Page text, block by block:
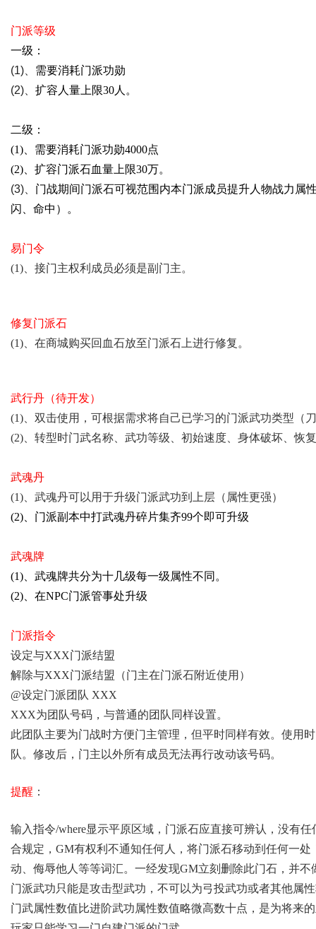
门派等级
一级：
(1)、 需要消耗门派功勋
(2)、 扩容人量上限30人。
二级：
(1)、需要消耗门派功勋4000点
(2)、扩容门派石血量上限30万。
(3)、 门战期间门派石可视范围内本门派成员提升人物战力属
闪、命中）。
易门令
(1)、接门主权利成员必须是副门主。
修复门派石
(1)、在商城购买回血石放至门派石上进行修复。
武行丹（待开发）
(1)、双击使用，可根据需求将自己已学习的门派武功类型（
(2)、转型时门武名称、武功等级、初始速度、身体破坏、恢
武魂丹
(1)、武魂丹可以用于升级门派武功到上层（属性更强）
(2)、门派副本中打武魂丹碎片集齐99个即可升级
武魂牌
(1)、 武魂牌共分为十几级每一级属性不同。
(2)、在NPC门派管事处升级
门派指令
设定与XXX门派结盟
解除与XXX门派结盟
（门主在门派石附近使用）
@设定门派团队 XXX
XXX为团队号码，与普通的团队同样设置。
此团队主要为门战时方便门主管理，但平时同样有效。使用
队。修改后，门主以外所有成员无法再行改动该号码。
提醒 ：
输入指令/where显示平原区域，门派石应直接可辨认，没有
合规定，GM有权利不通知任何人，将门派石移动到任何一
动、侮辱他人等等词汇。一经发现GM立刻删除此门石，并不
门派武功只能是攻击型武功，不可以为弓投武功或者其他属
门武属性数值比进阶武功属性数值略微高数十点，是为将来